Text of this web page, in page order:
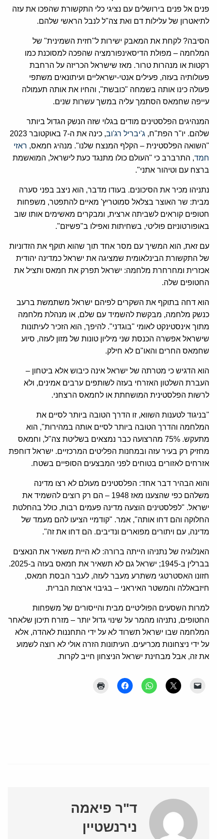
פנים אל פנים בירושלים עם נציגי כלי התקשורת שהפכו את עזה
לתיאטרון של עלילות דם ואת צה"ל לנבל הראשי שלהם.
הסיבה? לקחת את המאבק ישירות ל"חזית השמינית" של
המלחמה – מפולת הדיסאינפורמציה שהפכה למסוכנת כמו
רקטות או מנהרות טרור. מאז שישראל הכריזה על הרחבת
פעולותיה בעזה, פעילים אנטי-ישראליים ועיתונאים משתפי
פעולה כינו אותה בשמחה "כובשת", והחיו את אותה תעמולה
עייפה שחמאס הסתמך עליה במשך עשרות שנים.
המנהיגים הפלסטינים מודים בגלוי שזה הנשק הגדול ביותר
שלהם. יו"ר הפת"ח, ג'יבריל רג'וב
, כינה את ה-7 באוקטובר 2023
"השואה הפלסטינית – הקלף המנצח שלנו". מנהיג חמאס, ראזי
חמד, התרברב כי "העולם כולו מתנגד כעת לישראל, המואשמת
ברצח עם וטיהור אתני".
נתניהו מכיר את הסיכונים. בעודו מדבר, הוא ניצב בפני סערה
מבית: שר האוצר בצלאל סמוטריץ' מאיים להתפטר, משפחות
חטופים קוראים לשביתה ארצית, ומבקרים מאשימים אותו שוב
באופורטוניזם פוליטי, בשחיתות ואפילו ב"פשיזם".
עם זאת, הוא המשיך עם מסר אחד תוך שהוא תוקף את הזדוניות
של התקשורת הבינלאומית שמציגה את ישראל כמדינה יהודית
אכזרית ומחרחרת מלחמה: ישראל תפרק את חמאס ותציל את
החטופים שלה.
הוא דחה בתוקף את השקרים לפיהם ישראל משתמשת ברעב
כנשק מלחמה, מבקשת להשמיד עם שלם, או מנהלת מלחמה
מתוך אינסטינקט לאומי "בוגדני". להיפך, הוא הזכיר לעיתונות
שישראל אפשרה הכנסת שני מיליון טונות של מזון לעזה, סיוע
שחמאס החרים והאו"ם לא חילק.
הוא הדגיש כי מטרתה של ישראל אינה כיבוש אלא ביטחון –
העברת השלטון האזרחי בעזה לשותפים ערבים אמינים, ולא
לרשות הפלסטינית המושחתת או לחמאס הרצחני.
"בניגוד לטענות השווא, זו הדרך הטובה ביותר לסיים את
המלחמה והדרך הטובה ביותר לסיים אותה במהירות", הוא
מתעקש. 75% מהרצועה כבר נמצאים בשליטת צה"ל, וחמאס
מחזיק רק בעיר עזה ובמחנות הפליטים המרכזיים. ישראל דוחפת
אזרחים לאזורים בטוחים לפני המבצעים הסופיים בשטח.
והוא הבהיר דבר אחד: הפלסטינים מעולם לא רצו מדינה
משלהם כפי שהצענו מאז 1948 – הם רק רוצים להשמיד את
ישראל. "לפלסטינים הוצעה מדינה פעמים רבות, כולל בהחלטת
החלוקה והם דחו אותה", אמר. "קודמיי הציעו להם מעמד של
מדינה, עם ויתורים מפוארים ונדיבים. הם דחו את זה".
האנלוגיה של נתניהו הייתה ברורה: לא היית משאיר את הנאצים
בברלין ב-1945; ישראל גם לא תשאיר את חמאס בעזה ב-2025.
חזונו האסטרטגי משתרע מעבר לעזה, לעבר הבסת חמאס,
חיזבאללה והמשטר האיראני – בגיבוי ארצות הברית.
למרות השסעים הפוליטיים מבית והייסורים של משפחות
החטופים, נתניהו מהמר על שינוי גדול יותר – מזרח תיכון שלאחר
המלחמה שבו ישראל תשרוד לא על ידי התחננות לאהדה, אלא
על ידי ניצחונות מכריעים. העיתונות הזרה אולי לא רוצה לשמוע
את זה, אבל מבחינת ישראל הניצחון חייב לקרות.
ד"ר פיאמה
נירנשטיין